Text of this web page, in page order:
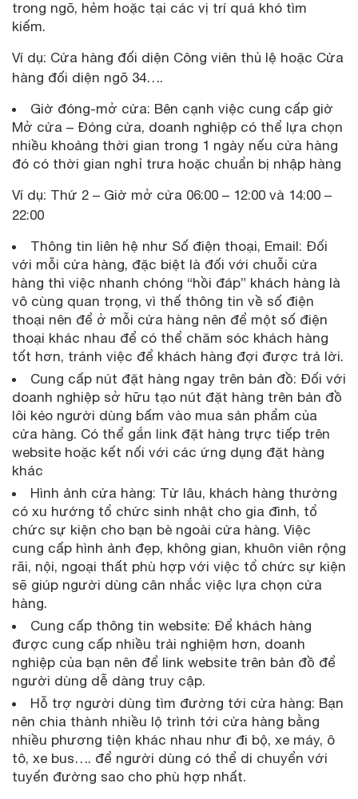
trong ngõ, hẻm hoặc tại các vị trí quá khó tìm
kiếm.
Ví dụ: Cửa hàng đối diện Công viên thủ lệ hoặc Cửa
hàng đối diện ngõ 34….
Giờ đóng-mở cửa: Bên cạnh việc cung cấp giờ
Mở cửa – Đóng cửa, doanh nghiệp có thể lựa chọn
nhiều khoảng thời gian trong 1 ngày nếu cửa hàng
đó có thời gian nghỉ trưa hoặc chuẩn bị nhập hàng
Ví dụ: Thứ 2 – Giờ mở cửa 06:00 – 12:00 và 14:00 –
22:00
Thông tin liên hệ như Số điện thoại, Email: Đối
với mỗi cửa hàng, đặc biệt là đối với chuỗi cửa
hàng thì việc nhanh chóng “hồi đáp” khách hàng là
vô cùng quan trọng, vì thế thông tin về số điện
thoại nên để ở mỗi cửa hàng nên để một số điện
thoại khác nhau để có thể chăm sóc khách hàng
tốt hơn, tránh việc để khách hàng đợi được trả lời.
Cung cấp nút đặt hàng ngay trên bản đồ: Đối với
doanh nghiệp sở hữu tạo nút đặt hàng trên bản đồ
lôi kéo người dùng bấm vào mua sản phẩm của
cửa hàng. Có thể gắn link đặt hàng trực tiếp trên
website hoặc kết nối với các ứng dụng đặt hàng
khác
Hình ảnh cửa hàng: Từ lâu, khách hàng thường
có xu hướng tổ chức sinh nhật cho gia đình, tổ
chức sự kiện cho bạn bè ngoài cửa hàng. Việc
cung cấp hình ảnh đẹp, không gian, khuôn viên rộng
rãi, nội, ngoại thất phù hợp với việc tổ chức sự kiện
sẽ giúp người dùng cân nhắc việc lựa chọn cửa
hàng.
Cung cấp thông tin website: Để khách hàng
được cung cấp nhiều trải nghiệm hơn, doanh
nghiệp của bạn nên để link website trên bản đồ để
người dùng dễ dàng truy cập.
Hỗ trợ người dùng tìm đường tới cửa hàng: Bạn
nên chia thành nhiều lộ trình tới cửa hàng bằng
nhiều phương tiện khác nhau như đi bộ, xe máy, ô
tô, xe bus…. để người dùng có thể di chuyển với
tuyến đường sao cho phù hợp nhất.